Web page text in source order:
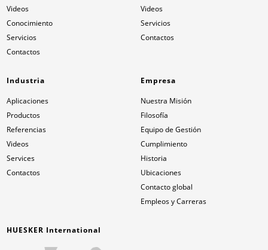
HUESKER International
Videos
Conocimiento
Servicios
Contactos
Videos
Servicios
Contactos
Industria
Aplicaciones
Productos
Referencias
Videos
Services
Contactos
Empresa
Nuestra Misión
Filosofía
Equipo de Gestión
Cumplimiento
Historia
Ubicaciones
Contacto global
Empleos y Carreras